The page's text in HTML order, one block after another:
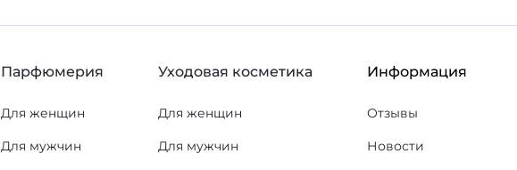
Парфюмерия
Для женщин
Для мужчин
Уходовая косметика
Для женщин
Для мужчин
Информация
Отзывы
Новости